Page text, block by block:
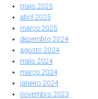
maio 2025
abril 2025
março 2025
dezembro 2024
agosto 2024
maio 2024
março 2024
janeiro 2024
novembro 2023